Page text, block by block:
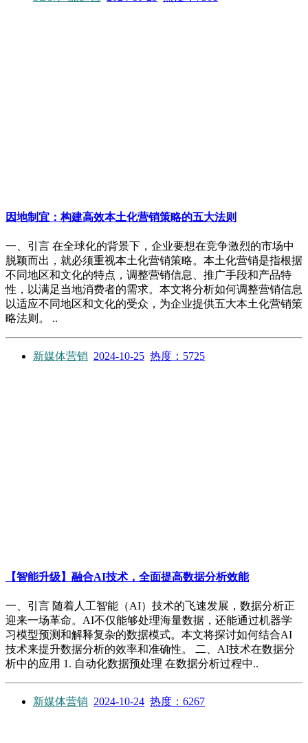
因地制宜：构建高效本土化营销策略的五大法则
一、引言 在全球化的背景下，企业要想在竞争激烈的市场中
脱颖而出，就必须重视本土化营销策略。本土化营销是指根据
不同地区和文化的特点，调整营销信息、推广手段和产品特
性，以满足当地消费者的需求。本文将分析如何调整营销信息
以适应不同地区和文化的受众，为企业提供五大本土化营销策
略法则。 ..
新媒体营销 2024-10-25 热度：5725
【智能升级】融合AI技术，全面提高数据分析效能
一、引言 随着人工智能（AI）技术的飞速发展，数据分析正
迎来一场革命。AI不仅能够处理海量数据，还能通过机器学
习模型预测和解释复杂的数据模式。本文将探讨如何结合AI
技术来提升数据分析的效率和准确性。 二、AI技术在数据分
析中的应用 1. 自动化数据预处理 在数据分析过程中..
新媒体营销 2024-10-24 热度：6267